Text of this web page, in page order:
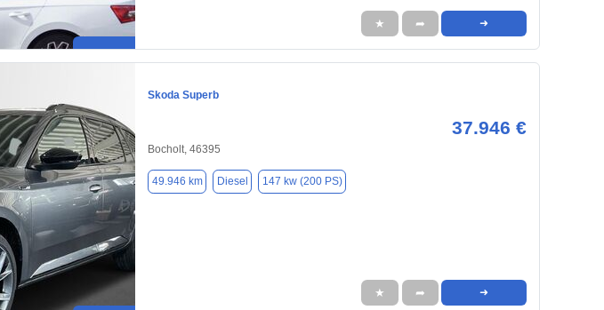
★ ➦ ➜
Skoda Superb
37.946 €
Bocholt, 46395
49.946 km Diesel 147 kw (200 PS)
★ ➦ ➜